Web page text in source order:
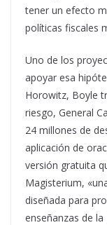
tener un efecto
políticas fiscales
Uno de los
apoyar esa
Horowitz, Boyle
riesgo, General
24 millones de
aplicación de
versión gratuita
Magisterium,
diseñada para
enseñanzas de